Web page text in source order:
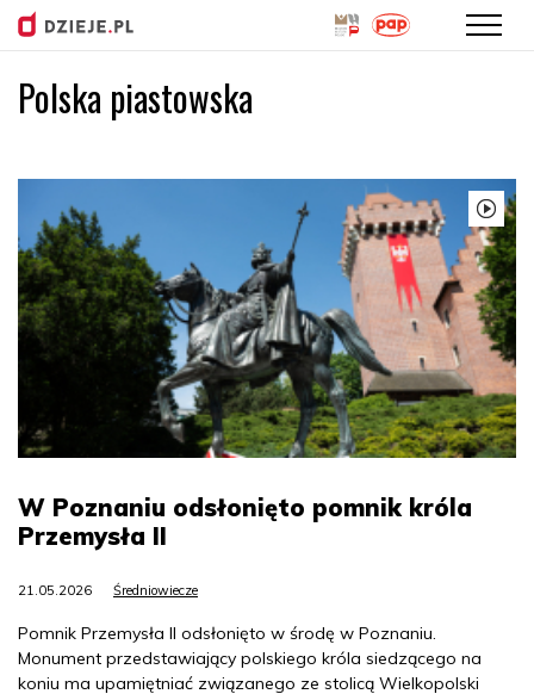
Polska piastowska
W Poznaniu odsłonięto pomnik króla
Przemysła II
21.05.2026 Średniowiecze
Pomnik Przemysła II odsłonięto w środę w Poznaniu.
Monument przedstawiający polskiego króla siedzącego na
koniu ma upamiętniać związanego ze stolicą Wielkopolski